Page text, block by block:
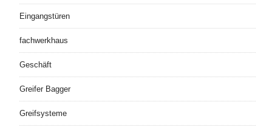
Eingangstüren
fachwerkhaus
Geschäft
Greifer Bagger
Greifsysteme